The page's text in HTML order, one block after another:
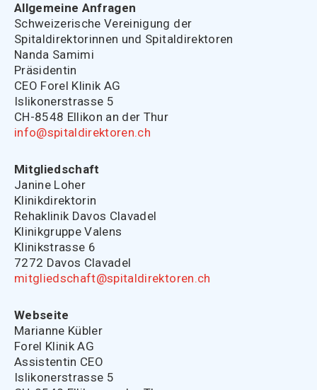
Allgemeine Anfragen
Schweizerische Vereinigung der
Spitaldirektorinnen und Spitaldirektoren
Nanda Samimi
Präsidentin
CEO Forel Klinik AG
Islikonerstrasse 5
CH-8548 Ellikon an der Thur
info@spitaldirektoren.ch
Mitgliedschaft
Janine Loher
Klinikdirektorin
Rehaklinik Davos Clavadel
Klinikgruppe Valens
Klinikstrasse 6
7272 Davos Clavadel
mitgliedschaft@spitaldirektoren.ch
Webseite
Marianne Kübler
Forel Klinik AG
Assistentin CEO
Islikonerstrasse 5